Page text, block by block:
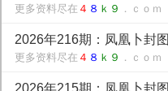
更多资料尽在 ４ ８ ｋ９ ．ｃｏｍ
2026年216期：凤凰卜封图
更多资料尽在 ４ ８ ｋ９ ．ｃｏｍ